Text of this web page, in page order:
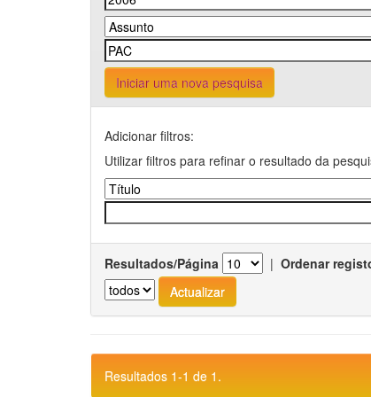
Iniciar uma nova pesquisa
Adicionar filtros:
Utilizar filtros para refinar o resultado da
Resultados/Página | Ordenar
Resultados 1-1 de 1.